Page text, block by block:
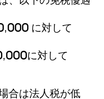
に対して
に対して
合は法人税が低